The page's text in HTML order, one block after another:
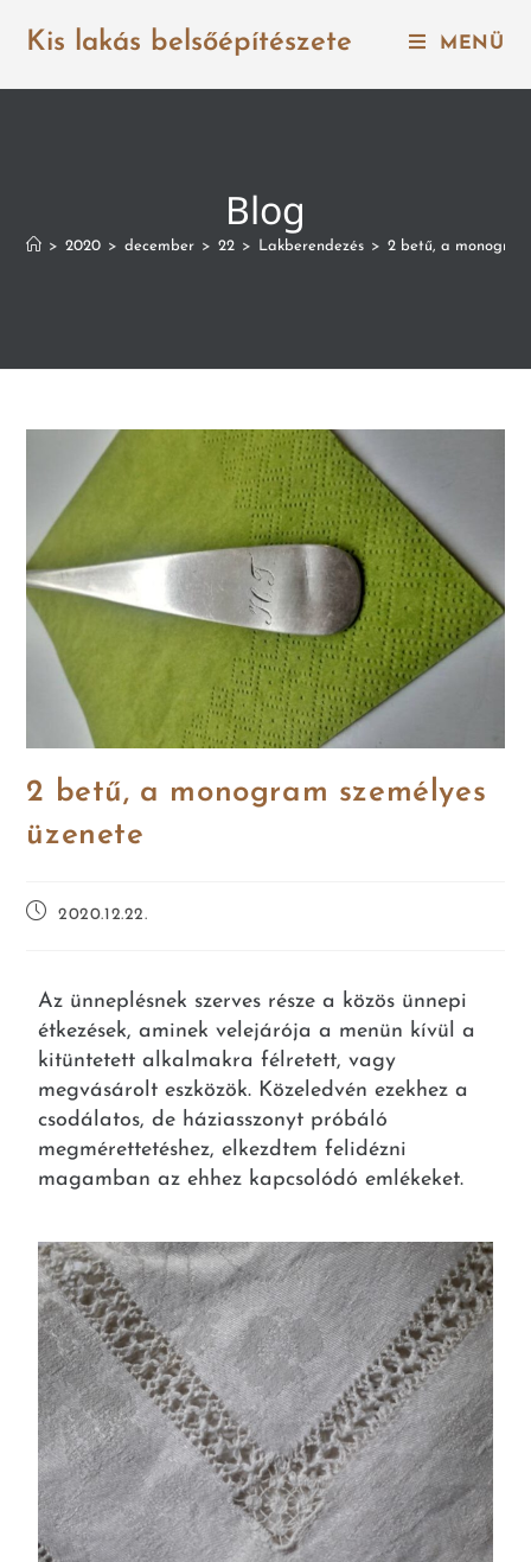
Kis lakás belsőépítészete MENÜ
Blog
> 2020 > december > 22 > Lakberendezés > 2 betű, a
2 betű, a monogram személyes
üzenete
2020.12.22.
Az ünneplésnek szerves része a közös ünnepi
étkezések, aminek velejárója a menün kívül a
kitüntetett alkalmakra félretett, vagy
megvásárolt eszközök. Közeledvén ezekhez a
csodálatos, de háziasszonyt próbáló
megmérettetéshez, elkezdtem felidézni
magamban az ehhez kapcsolódó emlékeket.